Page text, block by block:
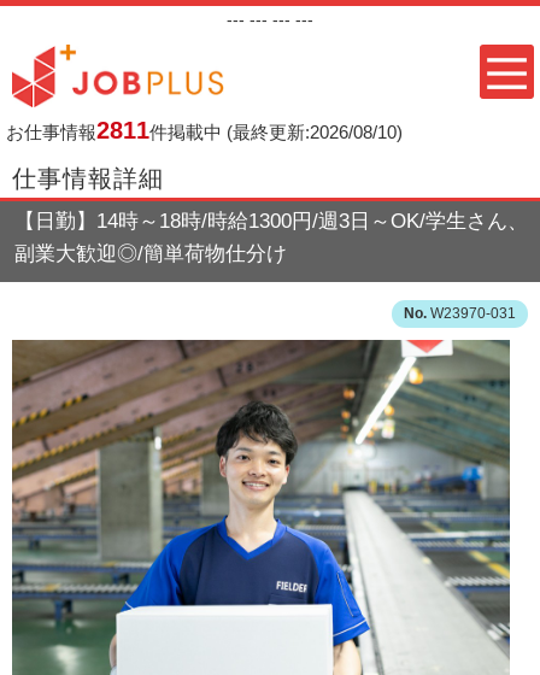
--- --- --- ---
お仕事情報2811件掲載中 (最終更新:2026/08/10)
仕事情報詳細
【日勤】14時～18時/時給1300円/週3日～OK/学生さん、
副業大歓迎◎/簡単荷物仕分け
W23970-031